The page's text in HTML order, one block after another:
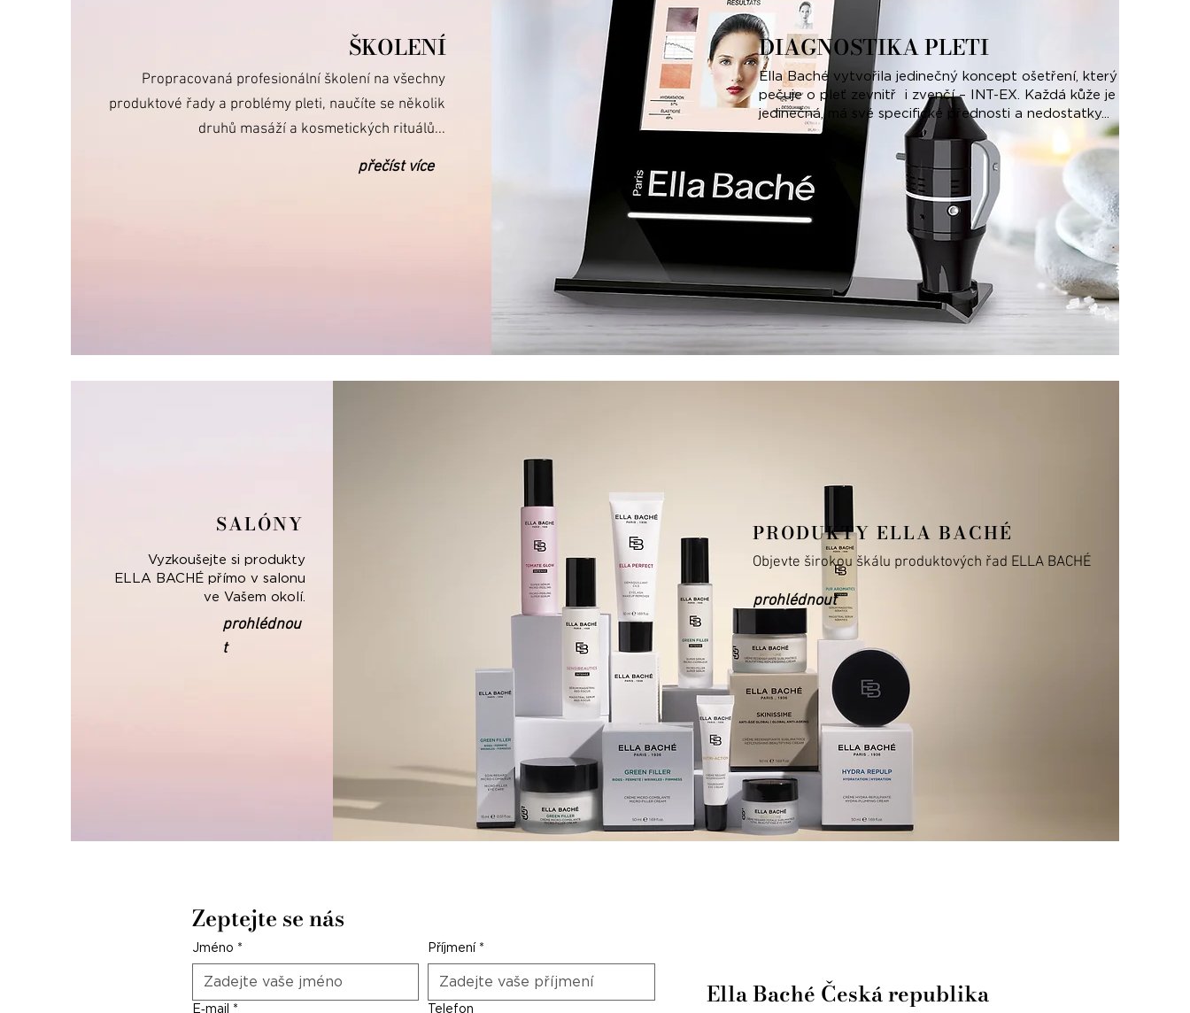
Propracovaná profesionální školení na všechny
produktové řady a problémy pleti, naučíte se několik
druhů masáží a kosmetických rituálů...
ŠKOLENÍ
přečíst více
DIAGNOSTIKA PLETI
Ella Baché vytvořila jedinečný koncept ošetření, který
pečuje o pleť zevnitř i zvenčí – INT-EX. Každá kůže je
jedinečná, má své specifické přednosti a nedostatky...
SALÓNY
prohlédnou
t
Vyzkoušejte si produkty
ELLA BACHÉ přímo v salonu
ve Vašem okolí.
PRODUKTY ELLA BACHÉ
Objevte širokou škálu produktových řad ELLA BACHÉ
prohlédnout
Zeptejte se nás
Jméno * Příjmení *
E‑mail * Telefon Ella Baché Česká republika